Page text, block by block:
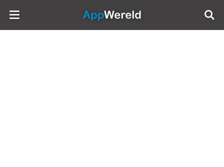
AppWereld